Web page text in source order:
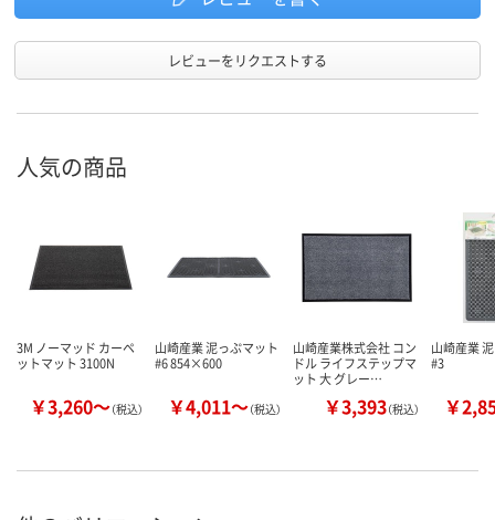
レビューをリクエストする
人気の商品
3M ノーマッド カーペ
ットマット 3100N
￥3,260～（税込）
山崎産業 泥っぷマット
#6 854×600
￥4,011～（税込）
山崎産業株式会社 コン
ドル ライフステップマ
ット 大 グレー…
￥3,393（税込）
山崎産業
#3
￥